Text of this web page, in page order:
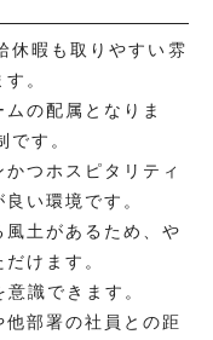
休暇も取りやすい雰
。
の配属となりま
す。
つホスピタリティ
い環境です。
風土があるため、や
けます。
識できます。
他部署の社員との距